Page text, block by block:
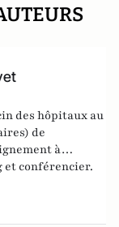
des hôpitaux au
de
à
et conférencier.